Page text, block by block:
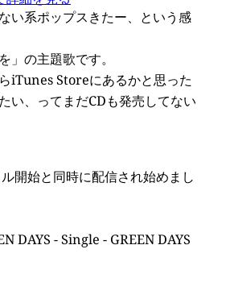
い系ポップスきたー、という感
」の主題歌です。
iTunes Storeにあるかと思った
い、ってまだCDも発売してない
開始と同時に配信され始めまし